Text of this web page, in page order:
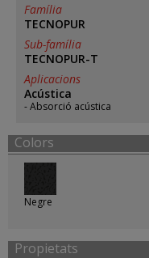
Família
TECNOPUR
Sub-família
TECNOPUR-T
Aplicacions
Acústica
Absorció acústica
Colors
Negre
Propietats